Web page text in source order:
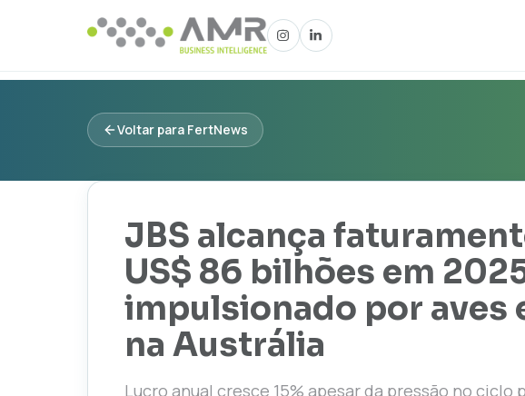
Voltar para FertNews
JBS alcança
US$ 86 bilhões em
impulsionado por aves
na Austrália
Lucro anual cresce 15% apesar da pressão no ciclo